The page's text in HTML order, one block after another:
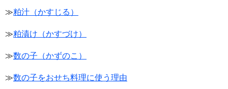
≫粕汁（かすじる）
≫粕漬け（かすづけ）
≫数の子（かずのこ）
≫数の子をおせち料理に使う理由